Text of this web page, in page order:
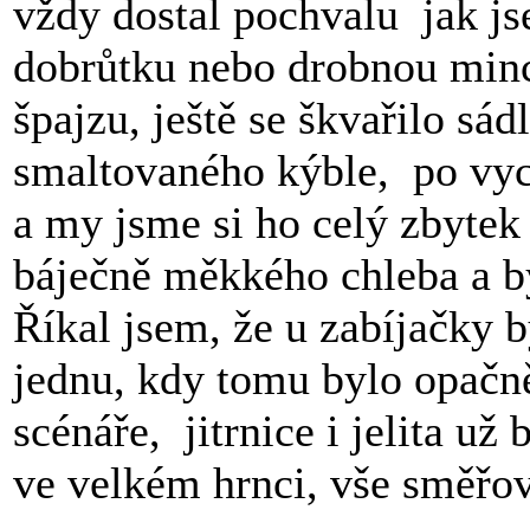
vždy dostal pochvalu jak
dobrůtku nebo drobnou
špajzu, ještě se škvařilo
smaltovaného kýble, po
a my jsme si ho celý
báječně měkkého chleba a
Říkal jsem, že u zabíjačky
jednu, kdy tomu bylo
scénáře, jitrnice i jelita už
ve velkém hrnci, vše